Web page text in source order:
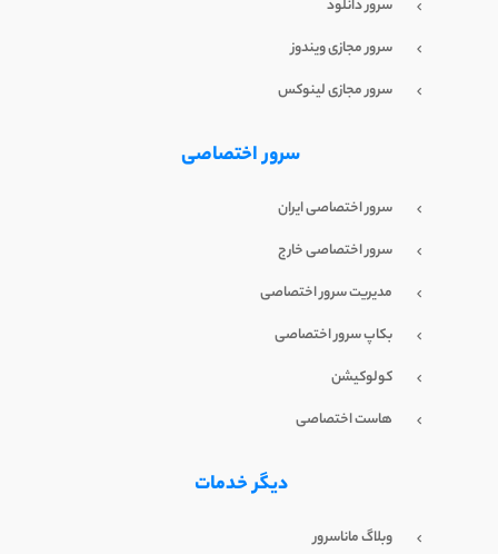
سرور دانلود
سرور مجازی ویندوز
سرور مجازی لینوکس
سرور اختصاصی
سرور اختصاصی ایران
سرور اختصاصی خارج
مدیریت سرور اختصاصی
بکاپ سرور اختصاصی
کولوکیشن
هاست اختصاصی
دیگر خدمات
وبلاگ ماناسرور